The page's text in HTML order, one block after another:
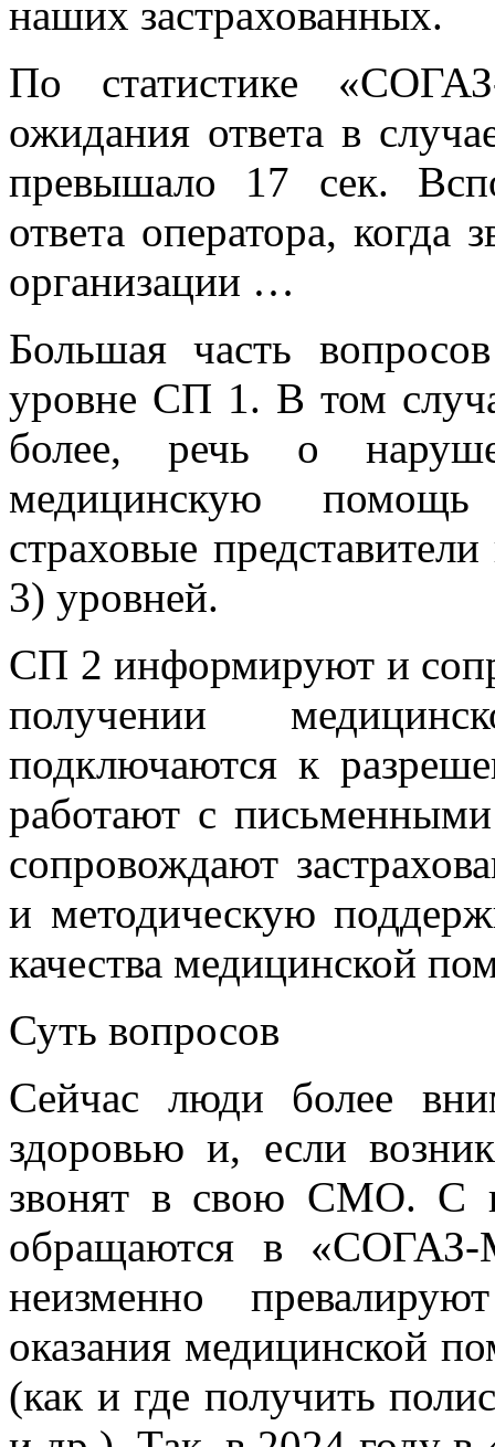
наших застрахованных.
По статистике
ожидания ответа в
превышало 17 сек.
ответа оператора, когда
организации …
Большая часть
уровне СП 1. В том
более, речь о
медицинскую
страховые
3) уровней.
СП 2 информируют и
получении
подключаются к
работают с
сопровождают
и методическую
качества медицинской
Суть вопросов
Сейчас люди более
здоровью и, если
звонят в свою СМО. С
обращаются в «СОГАЗ-
неизменно
оказания медицинской
(как и где получить